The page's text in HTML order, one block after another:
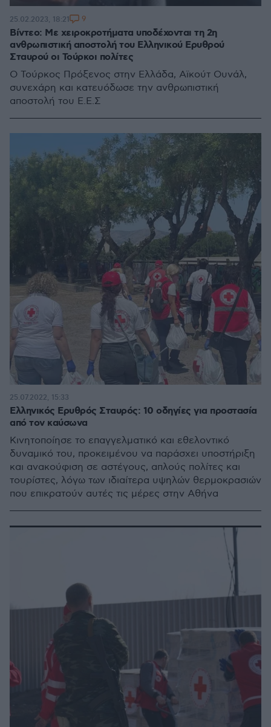
Βίντεο: Με χειροκροτήματα υποδέχονται τη 2η
ανθρωπιστική αποστολή του Ελληνικού Ερυθρού
Σταυρού οι Τούρκοι πολίτες
Ο Τούρκος Πρόξενος στην Ελλάδα, Αϊκούτ Ουνάλ,
συνεχάρη και κατευόδωσε την ανθρωπιστική
αποστολή του Ε.Ε.Σ
25.02.2023, 18:21 9
Ελληνικός Ερυθρός Σταυρός: 10 οδηγίες για προστασία
από τον καύσωνα
Kινητοποίησε το επαγγελματικό και εθελοντικό
δυναμικό του, προκειμένου να παράσχει υποστήριξη
και ανακούφιση σε αστέγους, απλούς πολίτες και
τουρίστες, λόγω των ιδιαίτερα υψηλών θερμοκρασιών
που επικρατούν αυτές τις μέρες στην Αθήνα
25.07.2022, 15:33